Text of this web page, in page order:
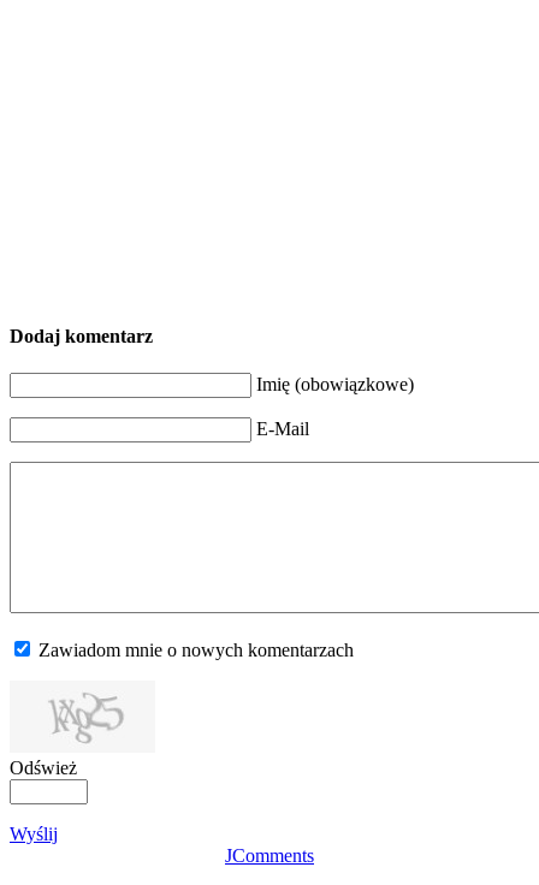
Dodaj komentarz
Imię (obowiązkowe)
E-Mail
Zawiadom mnie o nowych komentarzach
Odśwież
Wyślij
JComments